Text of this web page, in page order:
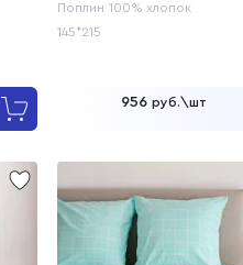
Поплин 100% хлопок
145*215
956 руб.\шт